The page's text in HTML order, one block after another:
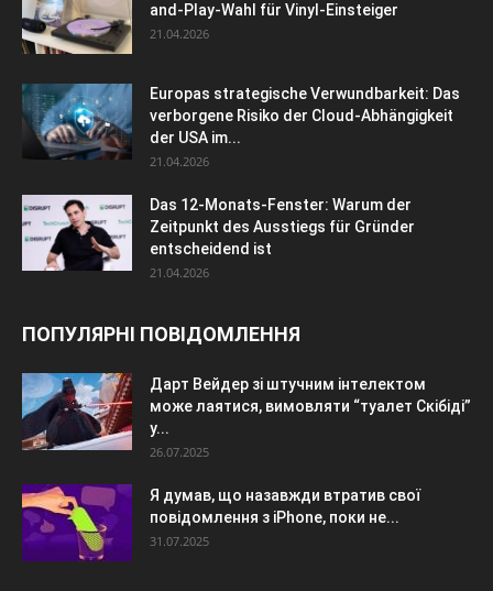
and-Play-Wahl für Vinyl-Einsteiger
21.04.2026
Europas strategische Verwundbarkeit: Das
verborgene Risiko der Cloud-Abhängigkeit
der USA im...
21.04.2026
Das 12-Monats-Fenster: Warum der
Zeitpunkt des Ausstiegs für Gründer
entscheidend ist
21.04.2026
ПОПУЛЯРНІ ПОВІДОМЛЕННЯ
Дарт Вейдер зі штучним інтелектом
може лаятися, вимовляти “туалет Скібіді”
у...
26.07.2025
Я думав, що назавжди втратив свої
повідомлення з iPhone, поки не...
31.07.2025